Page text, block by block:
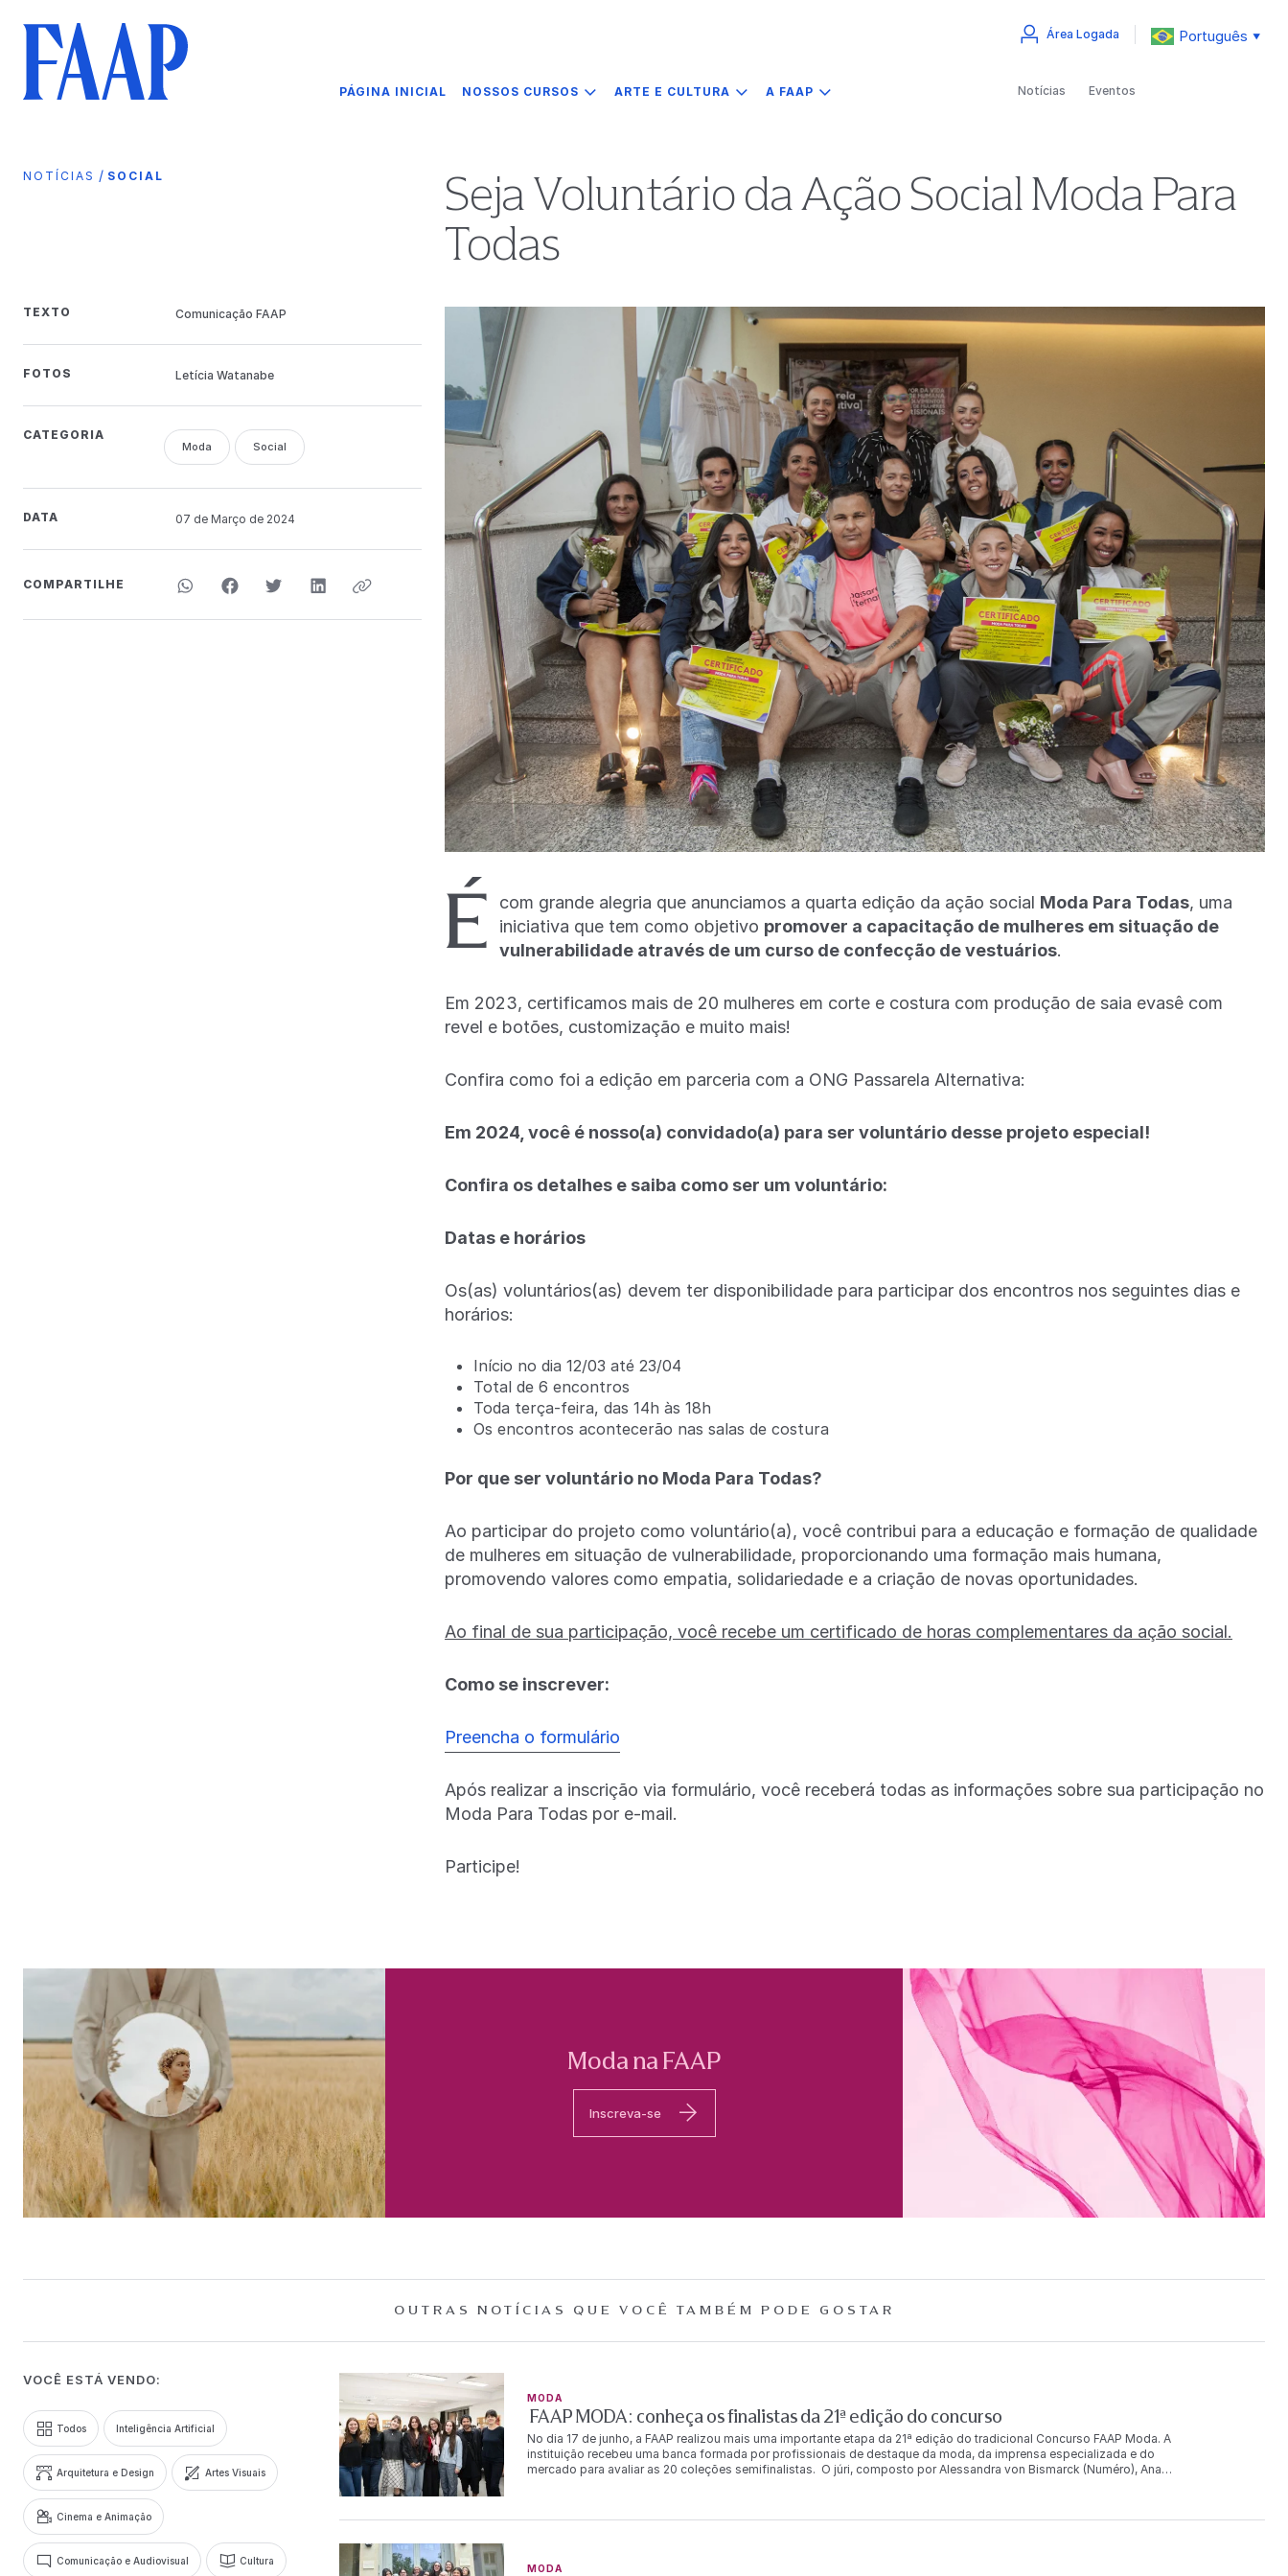
PÁGINA INICIAL NOSSOS CURSOS ARTE E CULTURA A FAAP
Área Logada Português ▼
Notícias Eventos
NOTÍCIAS / SOCIAL
Seja Voluntário da Ação Social Moda Para
Todas
TEXTO Comunicação FAAP
FOTOS Letícia Watanabe
CATEGORIA
Moda Social
DATA 07 de Março de 2024
COMPARTILHE
É com grande alegria que anunciamos a quarta edição da ação social Moda Para Todas, uma
iniciativa que tem como objetivo promover a capacitação de mulheres em situação de
vulnerabilidade através de um curso de confecção de vestuários.
Em 2023, certificamos mais de 20 mulheres em corte e costura com produção de saia evasê com
revel e botões, customização e muito mais!
Confira como foi a edição em parceria com a ONG Passarela Alternativa:
Em 2024, você é nosso(a) convidado(a) para ser voluntário desse projeto especial!
Confira os detalhes e saiba como ser um voluntário:
Datas e horários
Os(as) voluntários(as) devem ter disponibilidade para participar dos encontros nos seguintes dias e
horários:
Início no dia 12/03 até 23/04
Total de 6 encontros
Toda terça-feira, das 14h às 18h
Os encontros acontecerão nas salas de costura
Por que ser voluntário no Moda Para Todas?
Ao participar do projeto como voluntário(a), você contribui para a educação e formação de qualidade
de mulheres em situação de vulnerabilidade, proporcionando uma formação mais humana,
promovendo valores como empatia, solidariedade e a criação de novas oportunidades.
Ao final de sua participação, você recebe um certificado de horas complementares da ação social.
Como se inscrever:
Preencha o formulário
Após realizar a inscrição via formulário, você receberá todas as informações sobre sua participação no
Moda Para Todas por e-mail.
Participe!
Moda na FAAP
Inscreva-se
OUTRAS NOTÍCIAS QUE VOCÊ TAMBÉM PODE GOSTAR
VOCÊ ESTÁ VENDO:
Todos Inteligência Artificial
Arquitetura e Design Artes Visuais
Cinema e Animação
Comunicação e Audiovisual Cultura
MODA
FAAP MODA: conheça os finalistas da 21ª edição do concurso
No dia 17 de junho, a FAAP realizou mais uma importante etapa da 21ª edição do tradicional Concurso FAAP Moda. A
instituição recebeu uma banca formada por profissionais de destaque da moda, da imprensa especializada e do
mercado para avaliar as 20 coleções semifinalistas. O júri, composto por Alessandra von Bismarck (Numéro), Ana
coleções. Confira os alunos finalistas e os temas de suas respectivas coleções: Reconhecido por revelar novos
MODA